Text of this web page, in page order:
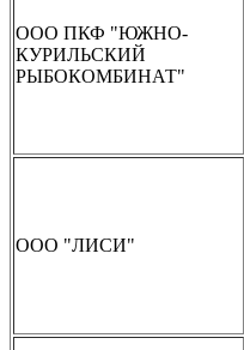
ООО ПКФ "ЮЖНО-
КУРИЛЬСКИЙ
РЫБОКОМБИНАТ"
ООО "ЛИСИ"